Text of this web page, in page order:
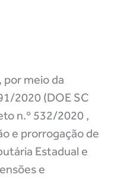
por meio da
2020 (DOE SC
n.º 532/2020 ,
e prorrogação de
Estadual e
e